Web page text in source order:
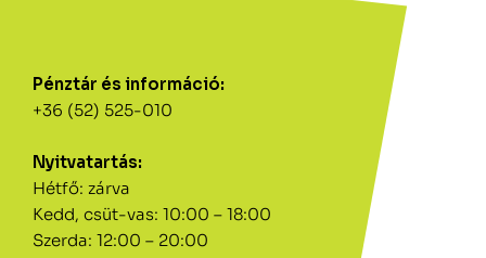
Pénztár és információ:
+36 (52) 525-010
Nyitvatartás:
Hétfő: zárva
Kedd, csüt-vas: 10:00 – 18:00
Szerda: 12:00 – 20:00